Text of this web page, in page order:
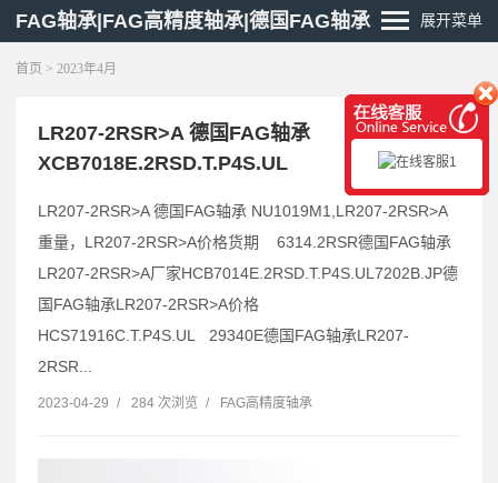
FAG轴承|FAG高精度轴承|德国FAG轴承 展开菜单
首页 > 2023年4月
LR207-2RSR>A 德国FAG轴承
XCB7018E.2RSD.T.P4S.UL
LR207-2RSR>A 德国FAG轴承 NU1019M1,LR207-2RSR>A
重量，LR207-2RSR>A价格货期 6314.2RSR德国FAG轴承
LR207-2RSR>A厂家HCB7014E.2RSD.T.P4S.UL7202B.JP德
国FAG轴承LR207-2RSR>A价格
HCS71916C.T.P4S.UL 29340E德国FAG轴承LR207-
2RSR...
2023-04-29 / 284 次浏览 / FAG高精度轴承